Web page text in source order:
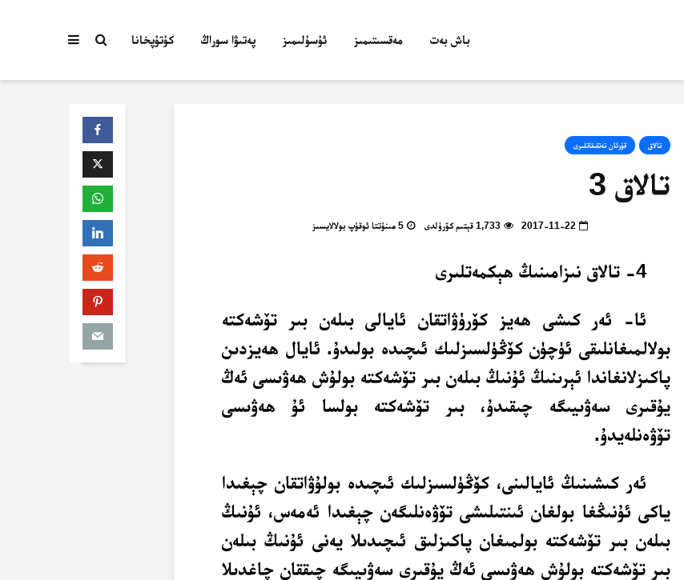
باش بەت مەقسىتىمىز ئۇسۇلىمىز پەتىۋا سوراڭ كۇتۇپخانا
تالاق قۇرئان تەتقىقاتلىرى
تالاق 3
2017-11-22 1,733 قېتىم كۆرۈلدى 5 مىنۇتتا ئوقۇپ بولالايسىز
4- تالاق نىزامىنىڭ ھېكمەتلىرى
ئا- ئەر كىشى ھەيز كۆرۈۋاتقان ئايالى بىلەن بىر تۆشەكتە
بولالمىغانلىقى ئۈچۈن كۆڭۈلسىزلىك ئىچىدە بولىدۇ. ئايال ھەيزدىن
پاكىزلانغاندا ئېرىنىڭ ئۇنىڭ بىلەن بىر تۆشەكتە بولۇش ھەۋىسى ئەڭ
يۇقىرى سەۋىيىگە چىقىدۇ، بىر تۆشەكتە بولسا ئۇ ھەۋىسى
تۆۋەنلەيدۇ.
ئەر كىشىنىڭ ئايالىنى، كۆڭۈلسىزلىك ئىچىدە بولۇۋاتقان چېغىدا
ياكى ئۇنىڭغا بولغان ئىنتىلىشى تۆۋەنلىگەن چېغىدا ئەمەس، ئۇنىڭ
بىلەن بىر تۆشەكتە بولمىغان پاكىزلىق ئىچىدىلا يەنى ئۇنىڭ بىلەن
بىر تۆشەكتە بولۇش ھەۋىسى ئەڭ يۇقىرى سەۋىيىگە چىققان چاغدىلا